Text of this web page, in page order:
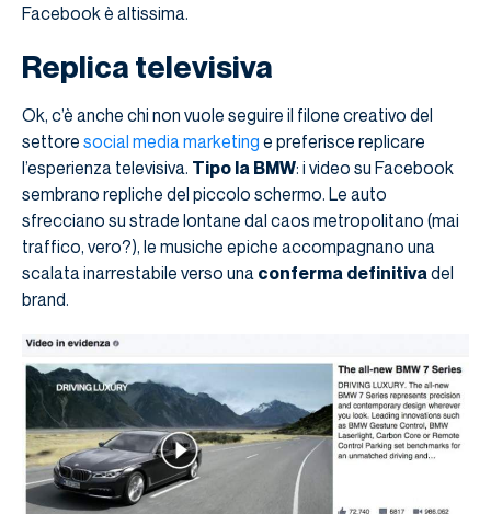
Facebook è altissima.
Replica televisiva
Ok, c’è anche chi non vuole seguire il filone creativo del
settore social media marketing e preferisce replicare
l’esperienza televisiva. Tipo la BMW: i video su Facebook
sembrano repliche del piccolo schermo. Le auto
sfrecciano su strade lontane dal caos metropolitano (mai
traffico, vero?), le musiche epiche accompagnano una
scalata inarrestabile verso una conferma definitivadel
brand.